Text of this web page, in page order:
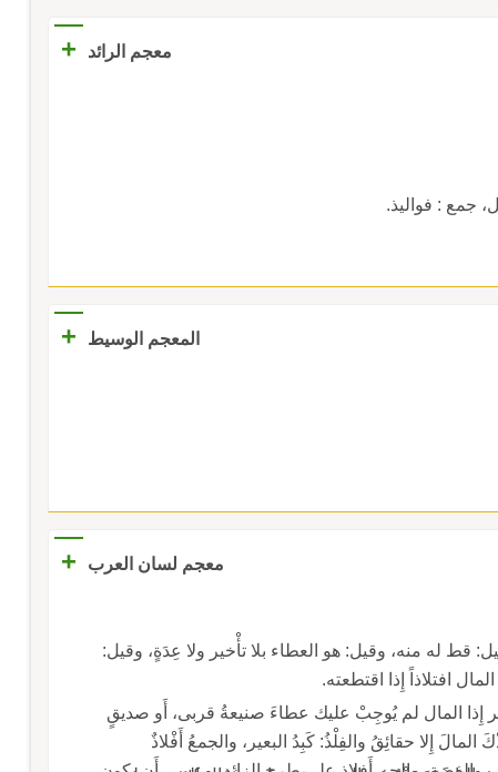
معجم الرائد
+
جمع : فواليذ.
المعجم الوسيط
+
معجم لسان العرب
+
منه دَفْعَةً، وقيل: قط له منه، وقيل: هو العطاء بلا تأْخير ولا عِدَةٍ، وقيل:
افتلاذاً إِذا اقتطعته.
إِذا المال لم يُوجِبْ عليك عطاءَ صنيعةُ قربى، أَو صديقٍ
تُوَامِقُه منَعْتَ، وبعضُ المنعِ حَزمٌ وقوةٌ ولم يَفْتَلِذْكَ المالَ إِلا حقائِقُ والفِلْذُ: كَبِدُ البعير، والجمعُ أَفْلاذٌ